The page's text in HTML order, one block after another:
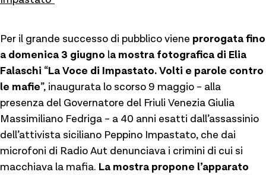
Per il grande successo di pubblico viene prorogata fino
a domenica 3 giugno la mostra fotografica di Elia
Falaschi “La Voce di Impastato. Volti e parole contro
le mafie”, inaugurata lo scorso 9 maggio – alla
presenza del Governatore del Friuli Venezia Giulia
Massimiliano Fedriga – a 40 anni esatti dall’assassinio
dell’attivista siciliano Peppino Impastato, che dai
microfoni di Radio Aut denunciava i crimini di cui si
macchiava la mafia. La mostra propone l’apparato